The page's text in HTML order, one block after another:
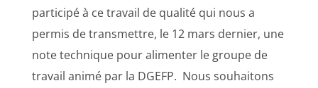
participé à ce travail de qualité qui nous a
permis de transmettre, le 12 mars dernier, une
note technique pour alimenter le groupe de
travail animé par la DGEFP. Nous souhaitons